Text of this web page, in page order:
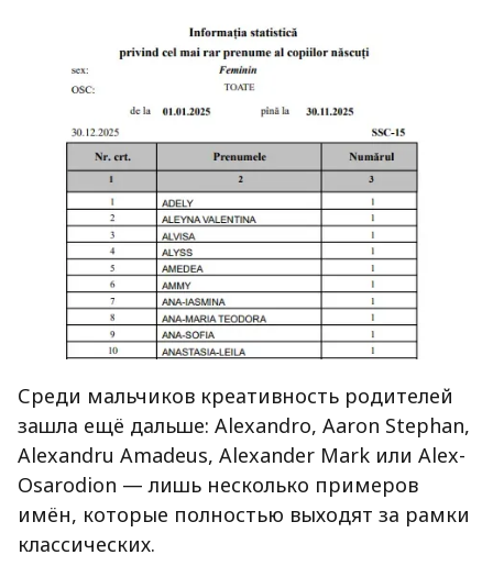
Среди мальчиков креативность родителей
зашла ещё дальше: Alexandro, Aaron Stephan,
Alexandru Amadeus, Alexander Mark или Alex-
Osarodion — лишь несколько примеров
имён, которые полностью выходят за рамки
классических.